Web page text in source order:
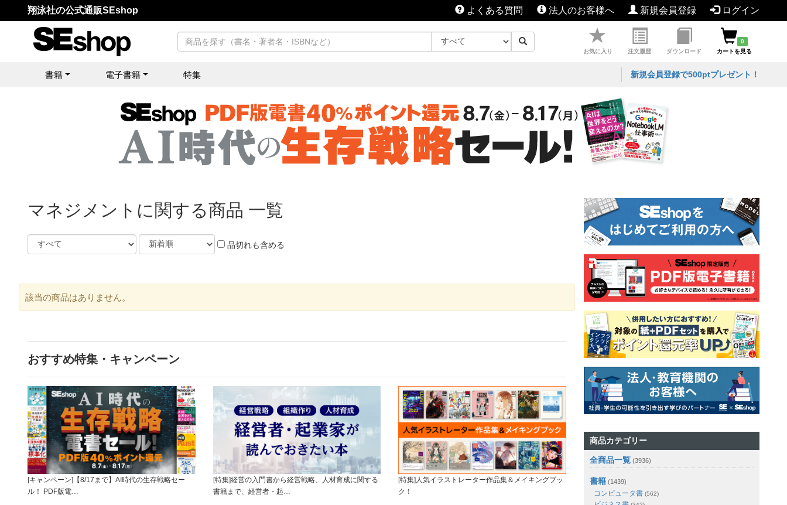
翔泳社の公式通販SEshop よくある質問 法人のお客様へ 新規会員登録 ログイン
お気に入り 注文履歴 ダウンロード
0
カートを見る
書籍 電子書籍 特集 新規会員登録で500ptプレゼント！
マネジメントに関する商品 一覧
品切れも含める
該当の商品はありません。
おすすめ特集・キャンペーン
[キャンペーン]【8/17まで】AI時代の生存戦略セー
ル！ PDF版電…
[特集]経営の入門書から経営戦略、人材育成に関する
書籍まで、経営者・起…
[特集]人気イラストレーター作品集＆メイキングブッ
ク！
商品カテゴリー
全商品一覧 (3936)
書籍 (1439)
コンピュータ書 (562)